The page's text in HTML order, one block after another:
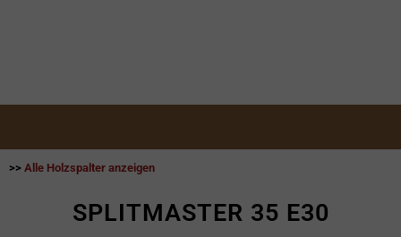
>> Alle Holzspalter anzeigen
SPLITMASTER 35 E30